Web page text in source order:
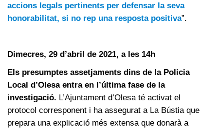
accions legals pertinents per defensar la seva
honorabilitat, si no rep una resposta positiva”.
Dimecres, 29 d’abril de 2021, a les 14h
Els presumptes assetjaments dins de la Policia
Local d’Olesa entra en l’última fase de la
investigació. L’Ajuntament d’Olesa té activat el
protocol corresponent i ha assegurat a La Bústia que
prepara una explicació més extensa que donarà a